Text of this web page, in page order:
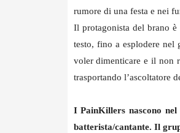
rumore di una festa e nei
Il protagonista del brano
testo, fino a esplodere
voler dimenticare e il non
trasportando l’ascoltatore
I PainKillers nascono nel
batterista/cantante. Il